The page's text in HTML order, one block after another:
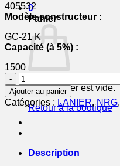
0
Panier
Votre panier est vide.
Retour à la boutique
405532
Modèle constructeur :
GC-21 K
Capacité (à 5%) :
1500
quantité
de
405532
/
GC-
21
-
Ajouter au panier
Catégories : LANIER,NRG,
Description